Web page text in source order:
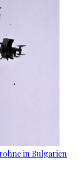
in Bulgarien